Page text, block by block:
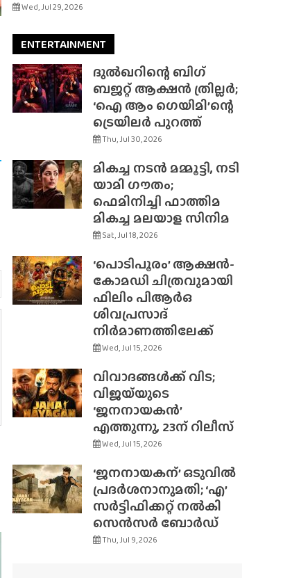
Wed, Jul 29, 2026
ENTERTAINMENT
ദുൽഖറിന്റെ ബിഗ്
ബജറ്റ് ആക്ഷൻ ത്രില്ലർ;
‘ഐ ആം ഗെയിമി’ന്റെ
ട്രെയിലർ പുറത്ത്
Thu, Jul 30, 2026
മികച്ച നടൻ മമ്മൂട്ടി, നടി
യാമി ഗൗതം;
ഫെമിനിച്ചി ഫാത്തിമ
മികച്ച മലയാള സിനിമ
Sat, Jul 18, 2026
‘പൊടിപൂരം’ ആക്ഷൻ-
കോമഡി ചിത്രവുമായി
ഫിലിം പിആർഒ
ശിവപ്രസാദ്
നിർമാണത്തിലേക്ക്
Wed, Jul 15, 2026
വിവാദങ്ങൾക്ക് വിട;
വിജയ്‌യുടെ
‘ജനനായകൻ’
എത്തുന്നു, 23ന് റിലീസ്
Wed, Jul 15, 2026
‘ജനനായകന്’ ഒടുവിൽ
പ്രദർശനാനുമതി; ‘എ’
സർട്ടിഫിക്കറ്റ് നൽകി
സെൻസർ ബോർഡ്
Thu, Jul 9, 2026